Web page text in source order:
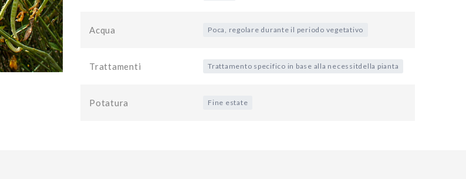
Acqua Poca, regolare durante il periodo vegetativo
Trattamenti Trattamento specifico in base alla necessitdella pianta
Potatura Fine estate